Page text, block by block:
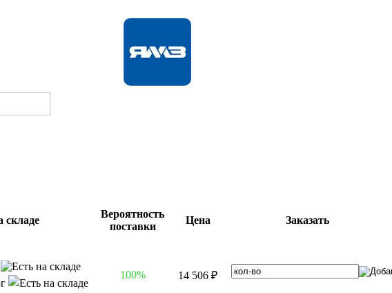
складе
Вероятность
поставки
Цена Заказать
100% 14 506 ₽